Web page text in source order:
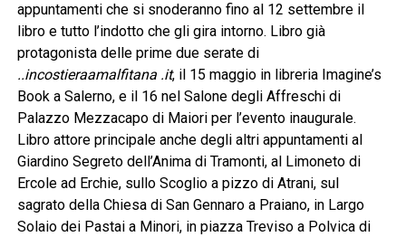
appuntamenti che si snoderanno fino al 12 settembre il
libro e tutto l’indotto che gli gira intorno. Libro già
protagonista delle prime due serate di
..incostieraamalfitana .it, il 15 maggio in libreria Imagine’s
Book a Salerno, e il 16 nel Salone degli Affreschi di
Palazzo Mezzacapo di Maiori per l’evento inaugurale.
Libro attore principale anche degli altri appuntamenti al
Giardino Segreto dell’Anima di Tramonti, al Limoneto di
Ercole ad Erchie, sullo Scoglio a pizzo di Atrani, sul
sagrato della Chiesa di San Gennaro a Praiano, in Largo
Solaio dei Pastai a Minori, in piazza Treviso a Polvica di